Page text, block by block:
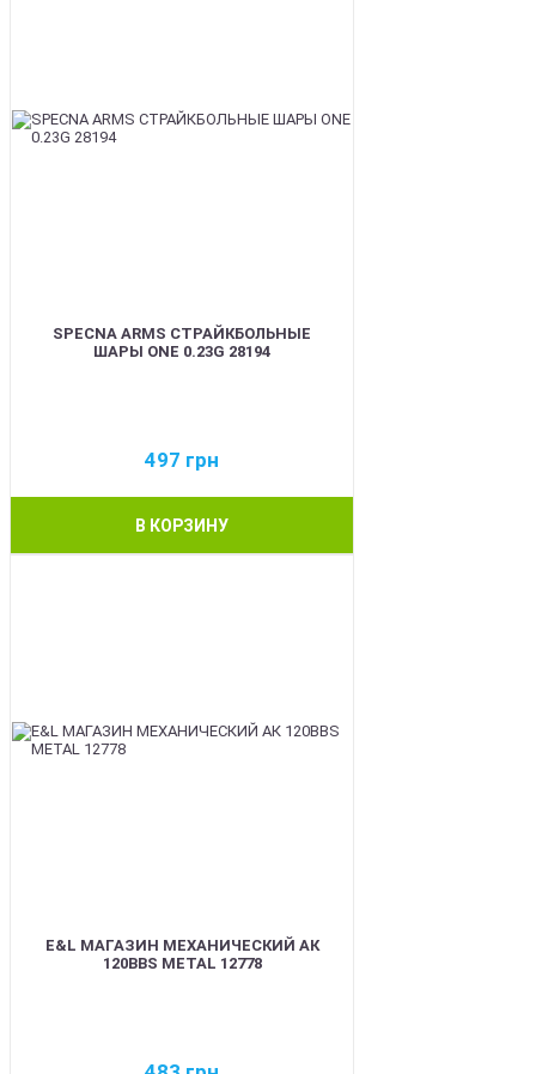
SPECNA ARMS СТРАЙКБОЛЬНЫЕ
ШАРЫ ONE 0.23G 28194
497 грн
В КОРЗИНУ
E&L МАГАЗИН МЕХАНИЧЕСКИЙ АК
120BBS METAL 12778